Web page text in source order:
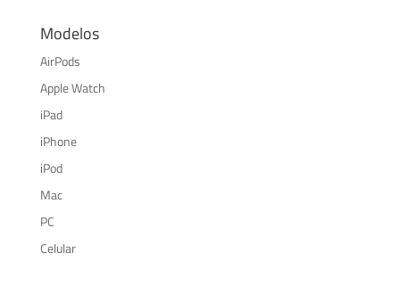
Modelos
AirPods
Apple Watch
iPad
iPhone
iPod
Mac
PC
Celular